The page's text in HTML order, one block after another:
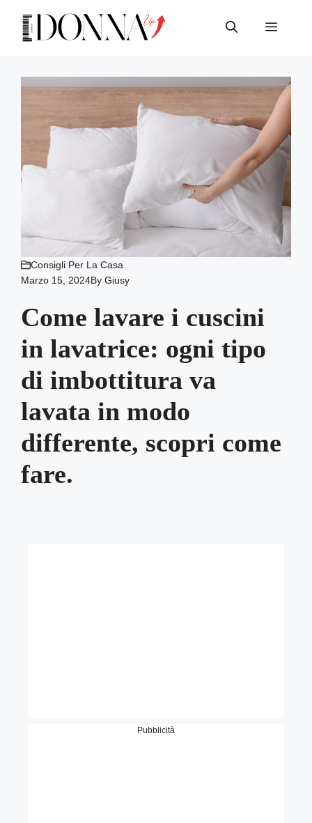
contenuto
Menu
Consigli Per La Casa
Marzo 15, 2024ByGiusy
Come lavare i cuscini
in lavatrice: ogni tipo
di imbottitura va
lavata in modo
differente, scopri come
fare.
Pubblicità